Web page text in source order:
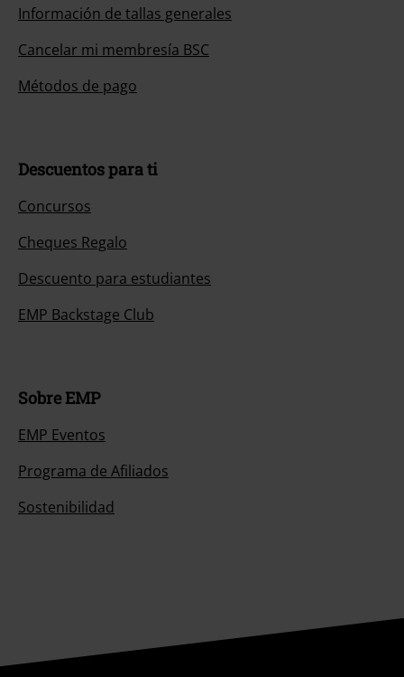
Información de tallas generales
Cancelar mi membresía BSC
Métodos de pago
Descuentos para ti
Concursos
Cheques Regalo
Descuento para estudiantes
EMP Backstage Club
Sobre EMP
EMP Eventos
Programa de Afiliados
Sostenibilidad